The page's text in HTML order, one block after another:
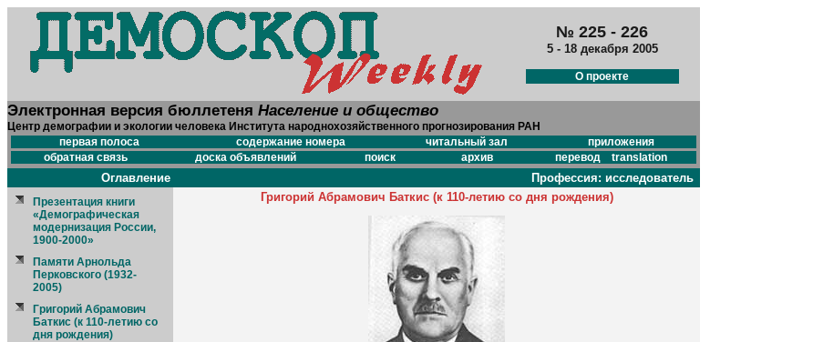
№ 225 - 226
5 - 18 декабря 2005
О проекте
Электронная версия бюллетеня Население и общество
Центр демографии и экологии человека Института народнохозяйственного прогнозирования РАН
первая полоса
содержание номера читальный зал
приложения
обратная связь
доска объявлений поиск архив перевод translation
Оглавление Профессия: исследователь
Презентация книги
«Демографическая
модернизация России,
1900-2000»
Памяти Арнольда
Перковского (1932-
2005)
Григорий Абрамович
Баткис (к 110-летию со
дня рождения)
Григорий Абрамович Баткис (к 110-летию со дня рождения)